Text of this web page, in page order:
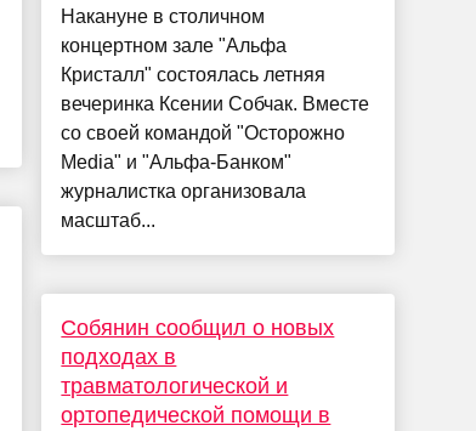
Накануне в столичном
концертном зале "Альфа
Кристалл" состоялась летняя
вечеринка Ксении Собчак. Вместе
со своей командой "Осторожно
Media" и "Альфа-Банком"
журналистка организовала
масштаб...
Собянин сообщил о новых
подходах в
травматологической и
ортопедической помощи в